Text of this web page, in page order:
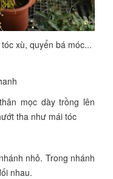
xù, quyển bá móc...
mọc dày trồng lên
tha như mái tóc
nhỏ. Trong nhánh
nhau.